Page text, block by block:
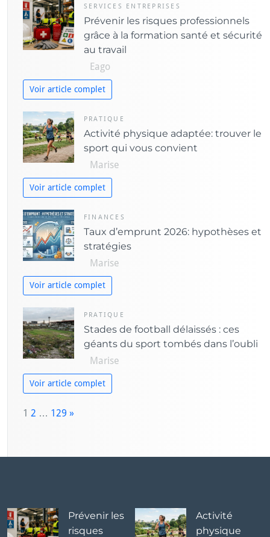
o
r
i
e
SERVICES ENTREPRISES
Prévenir les risques professionnels
grâce à la formation santé et sécurité
au travail
Eago
Voir article complet
PRATIQUE
Activité physique adaptée: trouver le
sport qui vous convient
Marise
Voir article complet
FINANCES
Taux d’emprunt 2026: hypothèses et
stratégies
Marise
Voir article complet
PRATIQUE
Stades de football délaissés : ces
géants du sport tombés dans l’oubli
Marise
Voir article complet
P
e:
1 2 … 129
x
»
Prévenir les
risques
Activité
physique